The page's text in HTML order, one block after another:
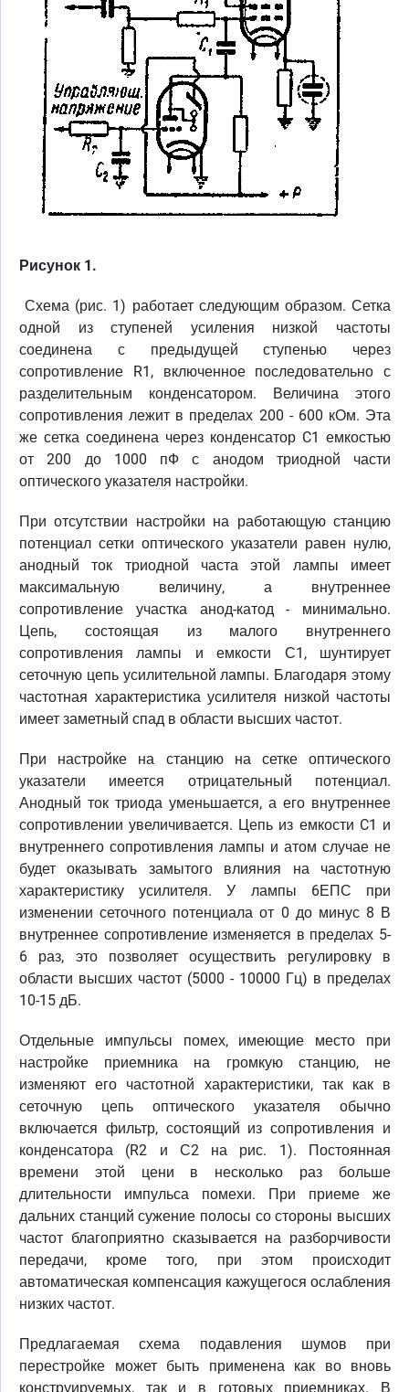
Рисунок 1.
Схема (рис. 1) работает следующим образом. Сетка
одной из ступеней усиления низкой частоты
соединена с предыдущей ступенью через
сопротивление R1, включенное последовательно с
разделительным конденсатором. Величина этого
сопротивления лежит в пределах 200 - 600 кОм. Эта
же сетка соединена через конденсатор C1 емкостью
от 200 до 1000 пФ с анодом триодной части
оптического указателя настройки.
При отсутствии настройки на работающую станцию
потенциал сетки оптического указатели равен нулю,
анодный ток триодной часта этой лампы имеет
максимальную величину, а внутреннее
сопротивление участка анод-катод - минимально.
Цепь, состоящая из малого внутреннего
сопротивления лампы и емкости С1, шунтирует
сеточную цепь усилительной лампы. Благодаря этому
частотная характеристика усилителя низкой частоты
имеет заметный спад в области высших частот.
При настройке на станцию на сетке оптического
указатели имеется отрицательный потенциал.
Анодный ток триода уменьшается, а его внутреннее
сопротивлении увеличивается. Цепь из емкости C1 и
внутреннего сопротивления лампы и атом случае не
будет оказывать замытого влияния на частотную
характеристику усилителя. У лампы 6ЕПС при
изменении сеточного потенциала от 0 до минус 8 В
внутреннее сопротивление изменяется в пределах 5-
6 раз, это позволяет осуществить регулировку в
области высших частот (5000 - 10000 Гц) в пределах
10-15 дБ.
Отдельные импульсы помех, имеющие место при
настройке приемника на громкую станцию, не
изменяют его частотной характеристики, так как в
сеточную цепь оптического указателя обычно
включается фильтр, состоящий из сопротивления и
конденсатора (R2 и С2 на рис. 1). Постоянная
времени этой цени в несколько раз больше
длительности импульса помехи. При приеме же
дальних станций сужение полосы со стороны высших
частот благоприятно сказывается на разборчивости
передачи, кроме того, при этом происходит
автоматическая компенсация кажущегося ослабления
низких частот.
Предлагаемая схема подавления шумов при
перестройке может быть применена как во вновь
конструируемых, так и в готовых приемниках. В